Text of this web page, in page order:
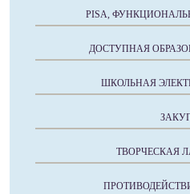
PISA,
ДОСТУПНАЯ
ШКОЛЬНАЯ
ТВОРЧЕСКАЯ